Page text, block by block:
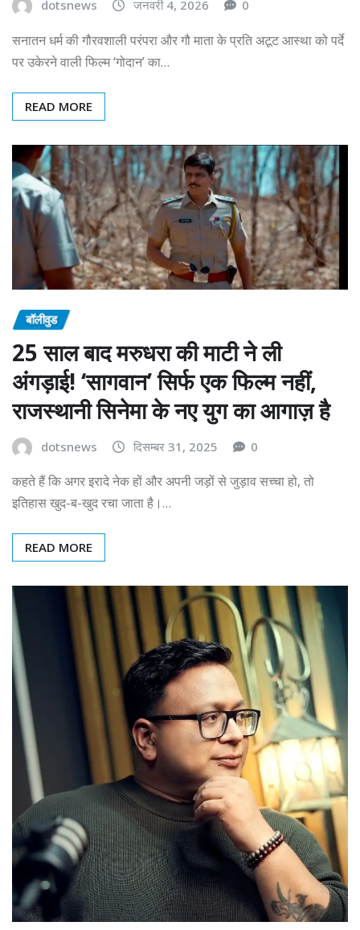
dotsnews जनवरी 4, 2026 0
सनातन धर्म की गौरवशाली परंपरा और गौ माता के प्रति अटूट आस्था को पर्दे
पर उकेरने वाली फिल्म ‘गोदान’ का…
READ MORE
बॉलीवुड
25 साल बाद मरुधरा की माटी ने ली
अंगड़ाई! ‘सागवान’ सिर्फ एक फिल्म नहीं,
राजस्थानी सिनेमा के नए युग का आगाज़ है
dotsnews दिसम्बर 31, 2025 0
कहते हैं कि अगर इरादे नेक हों और अपनी जड़ों से जुड़ाव सच्चा हो, तो
इतिहास खुद-ब-खुद रचा जाता है।…
READ MORE